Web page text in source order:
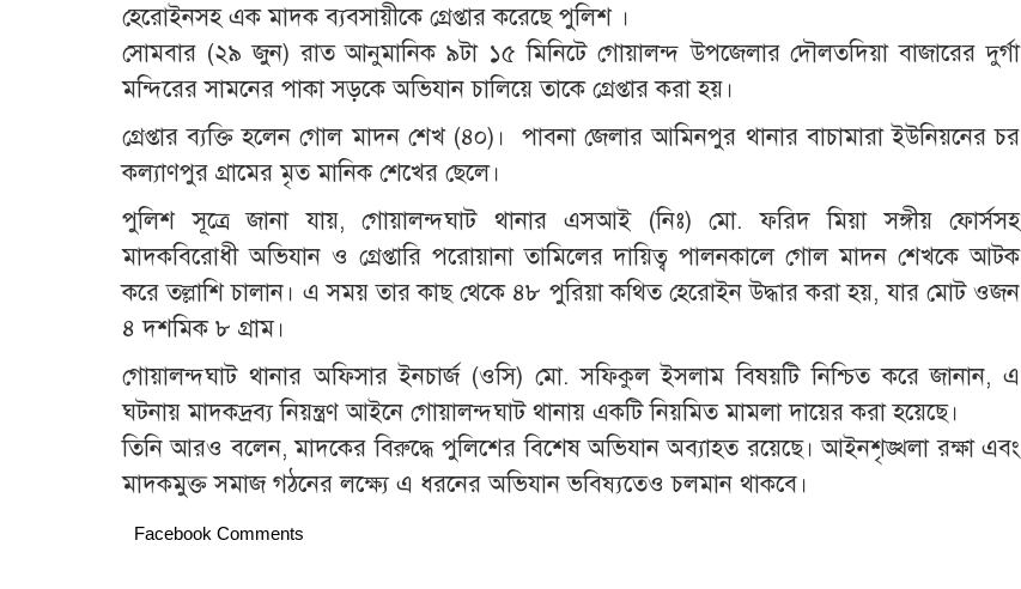
হেরোইনসহ এক মাদক ব্যবসায়ীকে গ্রেপ্তার করেছে পুলিশ ।
সোমবার (২৯ জুন) রাত আনুমানিক ৯টা ১৫ মিনিটে গোয়ালন্দ উপজেলার দৌলতদিয়া বাজারের দুর্গা
মন্দিরের সামনের পাকা সড়কে অভিযান চালিয়ে তাকে গ্রেপ্তার করা হয়।
গ্রেপ্তার ব্যক্তি হলেন গোল মাদন শেখ (৪০)। পাবনা জেলার আমিনপুর থানার বাচামারা ইউনিয়নের চর
কল্যাণপুর গ্রামের মৃত মানিক শেখের ছেলে।
পুলিশ সূত্রে জানা যায়, গোয়ালন্দঘাট থানার এসআই (নিঃ) মো. ফরিদ মিয়া সঙ্গীয় ফোর্সসহ
মাদকবিরোধী অভিযান ও গ্রেপ্তারি পরোয়ানা তামিলের দায়িত্ব পালনকালে গোল মাদন শেখকে আটক
করে তল্লাশি চালান। এ সময় তার কাছ থেকে ৪৮ পুরিয়া কথিত হেরোইন উদ্ধার করা হয়, যার মোট ওজন
৪ দশমিক ৮ গ্রাম।
গোয়ালন্দঘাট থানার অফিসার ইনচার্জ (ওসি) মো. সফিকুল ইসলাম বিষয়টি নিশ্চিত করে জানান, এ
ঘটনায় মাদকদ্রব্য নিয়ন্ত্রণ আইনে গোয়ালন্দঘাট থানায় একটি নিয়মিত মামলা দায়ের করা হয়েছে।
তিনি আরও বলেন, মাদকের বিরুদ্ধে পুলিশের বিশেষ অভিযান অব্যাহত রয়েছে। আইনশৃঙ্খলা রক্ষা এবং
মাদকমুক্ত সমাজ গঠনের লক্ষ্যে এ ধরনের অভিযান ভবিষ্যতেও চলমান থাকবে।
Facebook Comments